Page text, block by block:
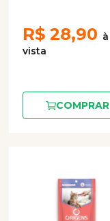
R$ 28,90
COMPRAR